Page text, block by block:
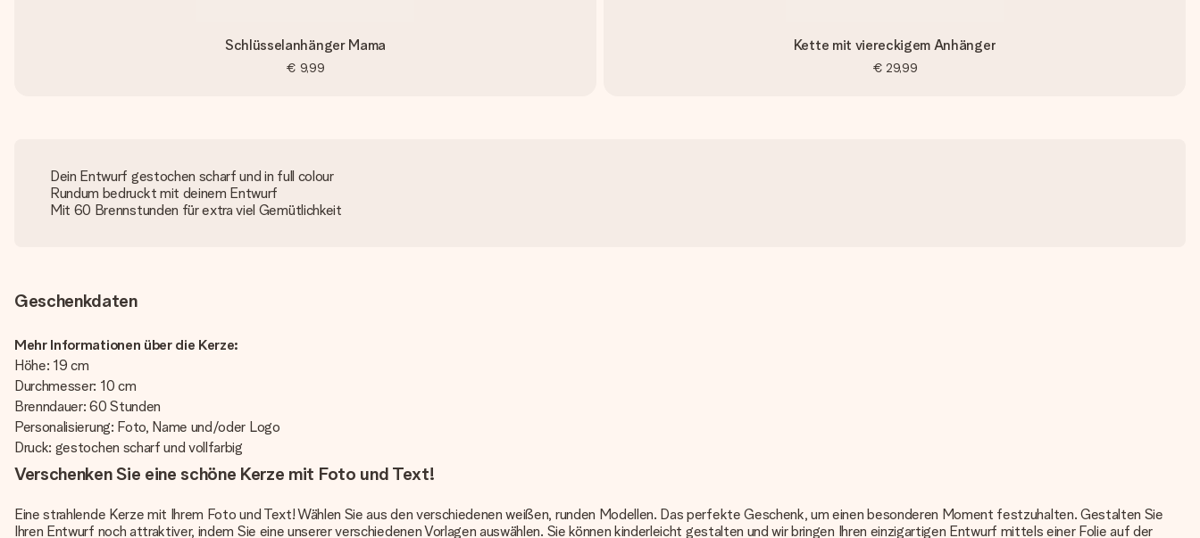
Schlüsselanhänger Mama
€ 9,99
Kette mit viereckigem Anhänger
€ 29,99
Dein Entwurf gestochen scharf und in full colour
Rundum bedruckt mit deinem Entwurf
Mit 60 Brennstunden für extra viel Gemütlichkeit
Geschenkdaten
Mehr Informationen über die Kerze:
Höhe: 19 cm
Durchmesser: 10 cm
Brenndauer: 60 Stunden
Personalisierung: Foto, Name und/oder Logo
Druck: gestochen scharf und vollfarbig
Verschenken Sie eine schöne Kerze mit Foto und Text!
Eine strahlende Kerze mit Ihrem Foto und Text! Wählen Sie aus den verschiedenen weißen, runden Modellen. Das perfekte Geschenk, um einen besonderen Moment festzuhalten. Gestalten Sie
Ihren Entwurf noch attraktiver, indem Sie eine unserer verschiedenen Vorlagen auswählen. Sie können kinderleicht gestalten und wir bringen Ihren einzigartigen Entwurf mittels einer Folie auf der